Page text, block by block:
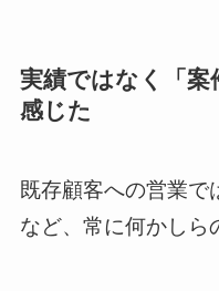
実績ではなく「案
感じた
既存顧客への営業で
など、常に何かしら